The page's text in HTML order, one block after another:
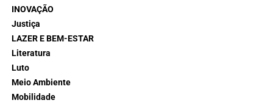
INOVAÇÃO
Justiça
LAZER E BEM-ESTAR
Literatura
Luto
Meio Ambiente
Mobilidade